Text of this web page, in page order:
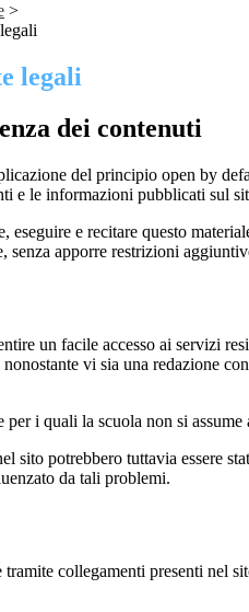
>
legali
dei contenuti
del principio open by
e le informazioni pubblicati sul
e recitare questo
senza apporre restrizioni
un facile accesso ai servizi
vi sia una redazione
i quali la scuola non si assume
potrebbero tuttavia essere
da tali problemi.
collegamenti presenti nel